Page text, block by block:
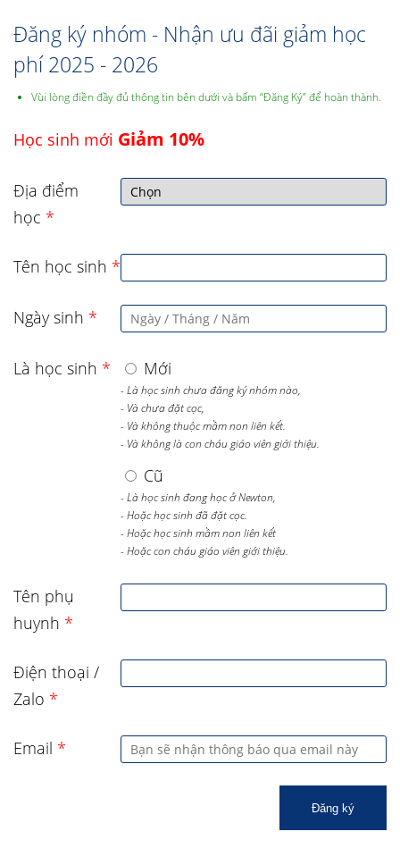
Đăng ký nhóm - Nhận ưu đãi giảm học
phí 2025 - 2026
Vùi lòng điền đầy đủ thông tin bên dưới và bấm “Đăng Ký” để hoàn thành.
Học sinh mới Giảm 10%
Địa điểm
học *
Tên học sinh *
Ngày sinh *
Là học sinh * Mới
- Là học sinh chưa đăng ký nhóm nào,
- Và chưa đặt cọc,
- Và không thuộc mầm non liên kết.
- Và không là con cháu giáo viên giới thiệu.
Cũ
- Là học sinh đang học ở Newton,
- Hoặc học sinh đã đặt cọc.
- Hoặc học sinh mầm non liên kết
- Hoặc con cháu giáo viên giới thiệu.
Tên phụ
huynh *
Điện thoại /
Zalo *
Email *
Đăng ký